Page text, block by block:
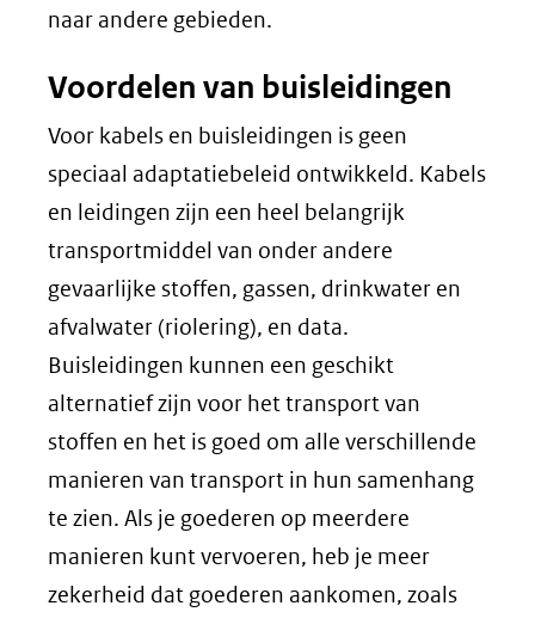
naar andere gebieden.
Voordelen van buisleidingen
Voor kabels en buisleidingen is geen
speciaal adaptatiebeleid ontwikkeld. Kabels
en leidingen zijn een heel belangrijk
transportmiddel van onder andere
gevaarlijke stoffen, gassen, drinkwater en
afvalwater (riolering), en data.
Buisleidingen kunnen een geschikt
alternatief zijn voor het transport van
stoffen en het is goed om alle verschillende
manieren van transport in hun samenhang
te zien. Als je goederen op meerdere
manieren kunt vervoeren, heb je meer
zekerheid dat goederen aankomen, zoals